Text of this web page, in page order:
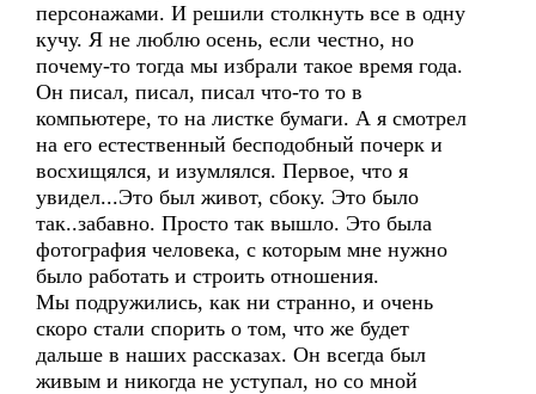
персонажами. И решили столкнуть все в одну
кучу. Я не люблю осень, если честно, но
почему-то тогда мы избрали такое время года.
Он писал, писал, писал что-то то в
компьютере, то на листке бумаги. А я смотрел
на его естественный бесподобный почерк и
восхищялся, и изумлялся. Первое, что я
увидел...Это был живот, сбоку. Это было
так..забавно. Просто так вышло. Это была
фотография человека, с которым мне нужно
было работать и строить отношения.
Мы подружились, как ни странно, и очень
скоро стали спорить о том, что же будет
дальше в наших рассказах. Он всегда был
живым и никогда не уступал, но со мной